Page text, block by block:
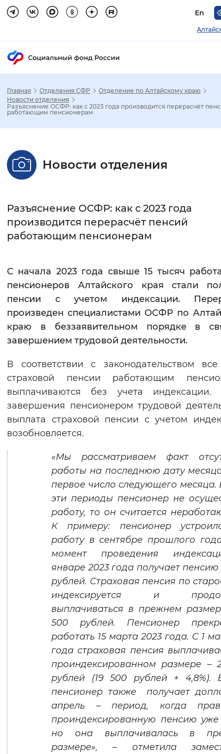
En
Стандартный Увеличенный
Без засечек С засечками
Интервал между буквами
Цвет сайта
Монохромный Инверсивный
Синий фон
Включены Выключены
Звуковой ассистент
Воспроизвести Остановить
Вернуть стандартные настройки
Главная Отделения СФР
Отделение по Алтайскому краю
Новости отделения
Разъяснение ОСФР: как с 2023 года производится перерасчёт
работающим пенсионерам
Новости отделения
Разъяснение ОСФР: как с 2023 года
производится перерасчёт пенсий
работающим пенсионерам
С начала 2023 года свыше 15 тысяч
пенсионеров Алтайского края стали
пенсии с учетом индексации.
произведен специалистами ОСФР по
краю в беззаявительном порядке в
завершением трудовой деятельности.
В соответствии с законодательством
страховой пенсии работающим
выплачиваются без учета индексации.
завершения пенсионером трудовой
выплата страховой пенсии с учетом
возобновляется.
«Мы рассматриваем факт
работы на последнюю дату
первое число следующего месяца.
эти периоды пенсионер не
работу, то он считается
К примеру: пенсионер
работу в сентябре прошлого
момент проведения
январе 2023 года получает пенсию
рублей. Страховая пенсия по
индексируется и
выплачиваться в прежнем
500 рублей. Пенсионер
работать 15 марта 2023 года. С 1
года страховая пенсия
проиндексированном размере –
рублей (19 500 рублей + 4,8%).
пенсионер также получает
апрель – период, когда
проиндексированную пенсию
но она выплачивалась в
размере»,– отметила